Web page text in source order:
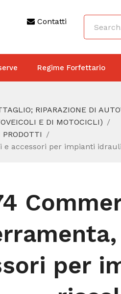
Contatti
Regime Forfettario
RIPARAZIONE DI
E DI MOTOCICLI)
e accessori per impianti
per